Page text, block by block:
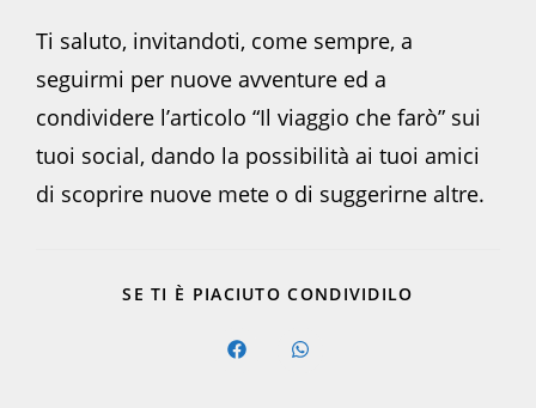
Ti saluto, invitandoti, come sempre, a
seguirmi per nuove avventure ed a
condividere l’articolo “Il viaggio che farò” sui
tuoi social, dando la possibilità ai tuoi amici
di scoprire nuove mete o di suggerirne altre.
SE TI È PIACIUTO CONDIVIDILO
Opens
Opens